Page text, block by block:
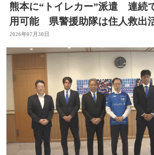
熊本に“トイレカー”派遣 連続
用可能 県警援助隊は住人救出
ら支援の輪広がる
2026年07月30日